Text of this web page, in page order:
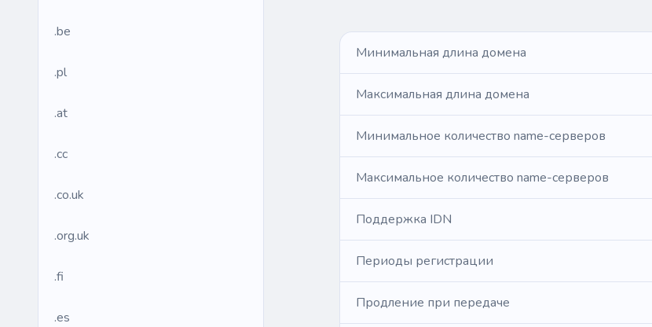
.be
.pl
.at
.cc
.co.uk
.org.uk
.fi
.es
Минимальная длина домена
Максимальная длина домена
Минимальное количество name-серверов
Максимальное количество name-серверов
Поддержка IDN
Периоды регистрации
Продление при передаче